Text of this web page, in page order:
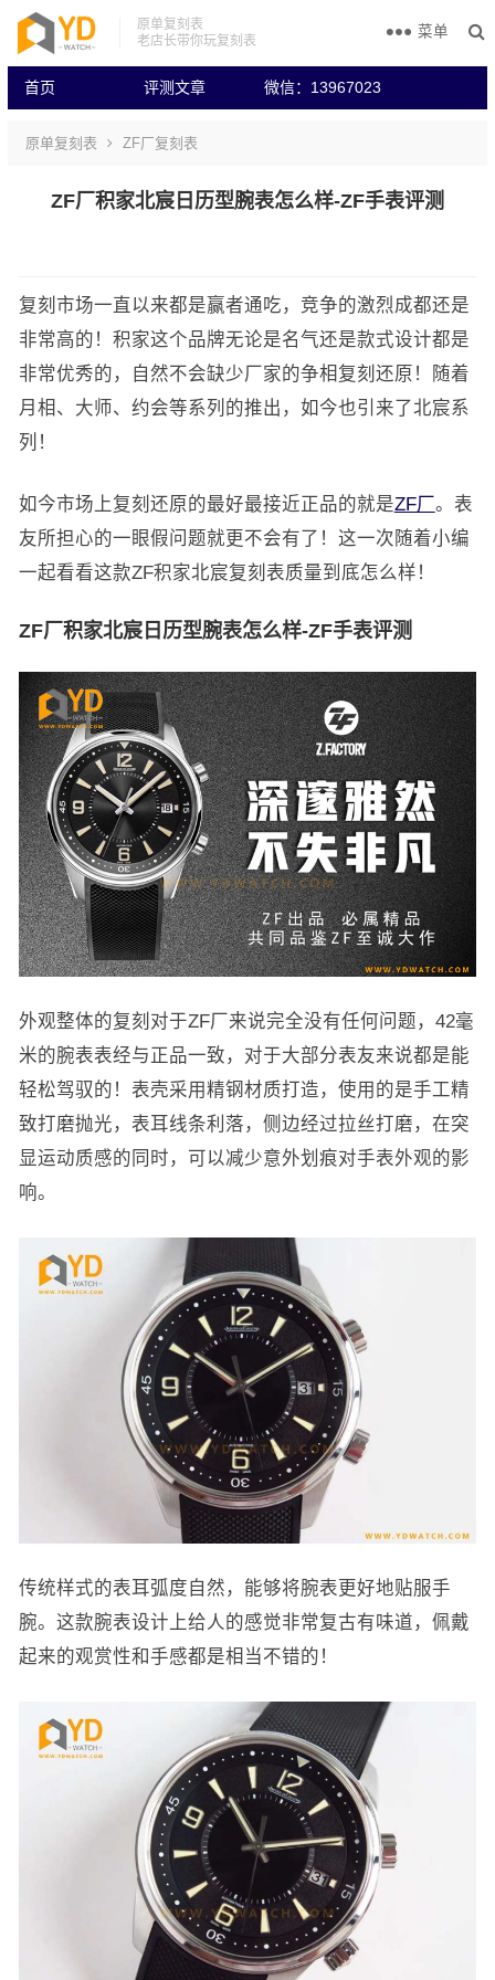
原单复刻表
老店长带你玩复刻表
首页 评测文章 微信：13967023
菜单
原单复刻表 ZF厂复刻表
ZF厂积家北宸日历型腕表怎么样-ZF手表评测
复刻市场一直以来都是赢者通吃，竞争的激烈成都还是
非常高的！积家这个品牌无论是名气还是款式设计都是
非常优秀的，自然不会缺少厂家的争相复刻还原！随着
月相、大师、约会等系列的推出，如今也引来了北宸系
列！
如今市场上复刻还原的最好最接近正品的就是ZF厂。表
友所担心的一眼假问题就更不会有了！这一次随着小编
一起看看这款ZF积家北宸复刻表质量到底怎么样！
ZF厂积家北宸日历型腕表怎么样-ZF手表评测
外观整体的复刻对于ZF厂来说完全没有任何问题，42毫
米的腕表表经与正品一致，对于大部分表友来说都是能
轻松驾驭的！表壳采用精钢材质打造，使用的是手工精
致打磨抛光，表耳线条利落，侧边经过拉丝打磨，在突
显运动质感的同时，可以减少意外划痕对手表外观的影
响。
传统样式的表耳弧度自然，能够将腕表更好地贴服手
腕。这款腕表设计上给人的感觉非常复古有味道，佩戴
起来的观赏性和手感都是相当不错的！